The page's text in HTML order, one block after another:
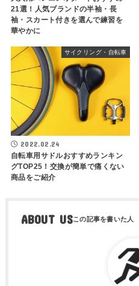
21選！人気ブランドの半袖・長
袖・スカート付きを選んで練習を
華やかに
サイクリング・自転車
2022.02.24
自転車用サドルおすすめランキン
グTOP25！交換が簡単で痛くない
商品をご紹介
ABOUT US